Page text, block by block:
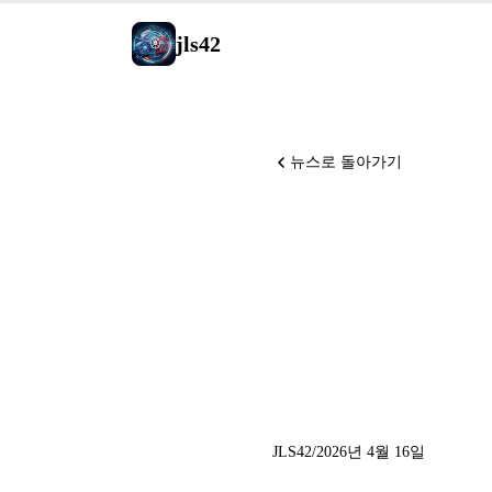
jls42
뉴스로 돌아가기
JLS42/2026년 4월 16일